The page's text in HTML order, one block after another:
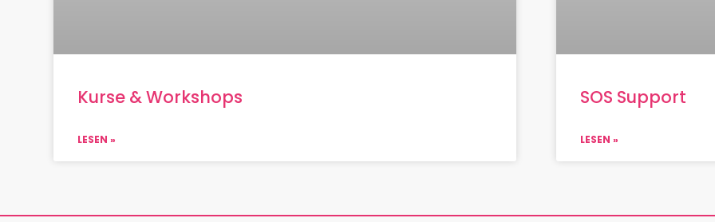
Kurse & Workshops
LESEN »
SOS Support
LESEN »